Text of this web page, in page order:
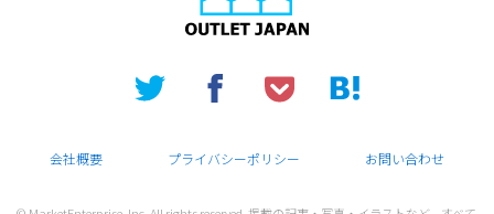
会社概要 プライバシーポリシー お問い合わせ